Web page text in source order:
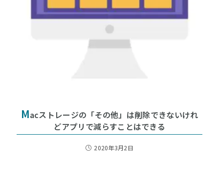
Macストレージの「その他」は削除できないけれ
どアプリで減らすことはできる
2020年3月2日